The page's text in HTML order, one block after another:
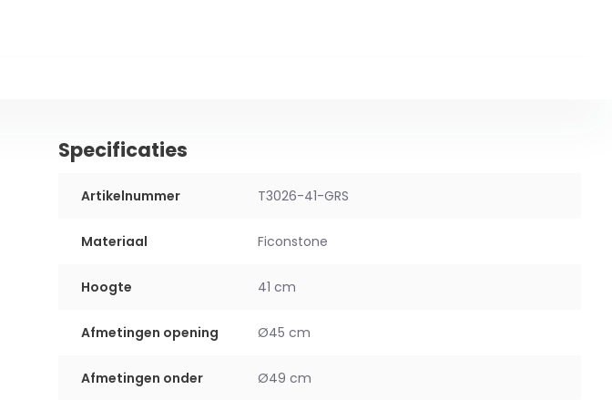
Specificaties
Artikelnummer T3026-41-GRS
Materiaal Ficonstone
Hoogte 41 cm
Afmetingen opening Ø45 cm
Afmetingen onder Ø49 cm